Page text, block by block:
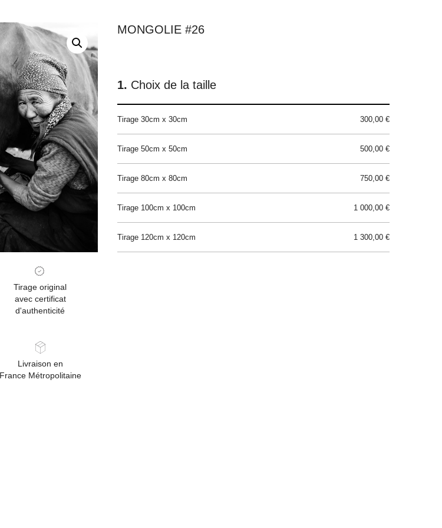
Tirage original
avec certificat
d'authenticité
Livraison en
France Métropolitaine
MONGOLIE #26
Choix de la taille
Tirage 30cm x 30cm 300,00 €
Tirage 50cm x 50cm 500,00 €
Tirage 80cm x 80cm 750,00 €
Tirage 100cm x 100cm 1 000,00 €
Tirage 120cm x 120cm 1 300,00 €